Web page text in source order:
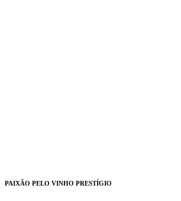
PAIXÃO PELO VINHO PRESTÍGIO